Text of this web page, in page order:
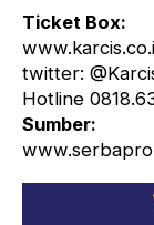
Ticket Box:
twitter:
Hotline
Sumber: